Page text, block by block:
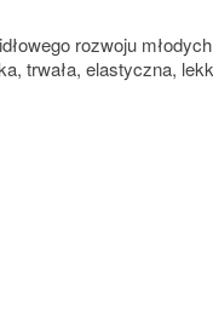
rozwoju
trwała, elastyczna,